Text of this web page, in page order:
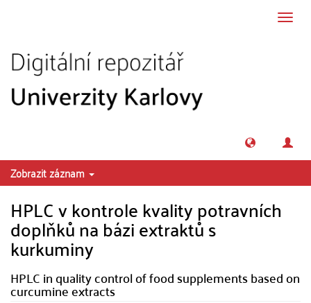
Zobrazit záznam
HPLC v kontrole kvality potravních
doplňků na bázi extraktů s
kurkuminy
HPLC in quality control of food supplements based on
curcumine extracts